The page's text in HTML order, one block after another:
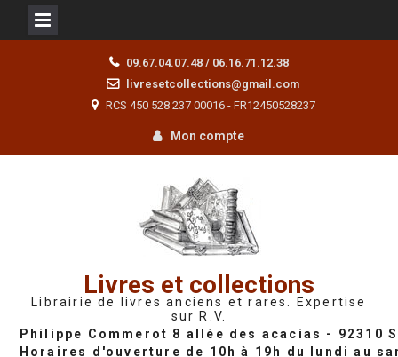
09.67.04.07.48 / 06.16.71.12.38
livresetcollections@gmail.com
RCS 450 528 237 00016 - FR12450528237
Mon compte
Livres et collections
Librairie de livres anciens et rares. Expertise
sur R.V.